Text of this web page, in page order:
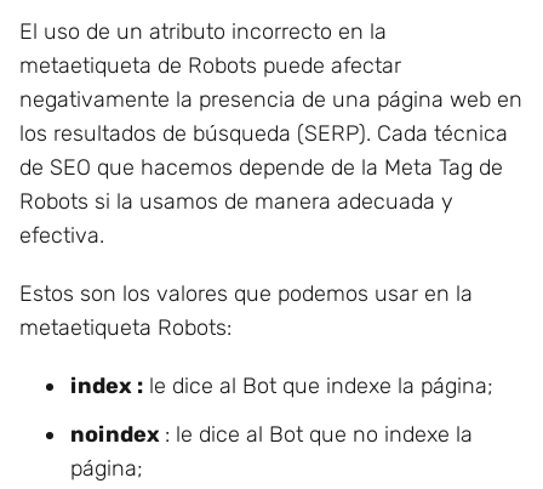
El uso de un atributo incorrecto en la
metaetiqueta de Robots puede afectar
negativamente la presencia de una página web en
los resultados de búsqueda (SERP). Cada técnica
de SEO que hacemos depende de la Meta Tag de
Robots si la usamos de manera adecuada y
efectiva.
Estos son los valores que podemos usar en la
metaetiqueta Robots:
index : le dice al Bot que indexe la página;
noindex : le dice al Bot que no indexe la
página;